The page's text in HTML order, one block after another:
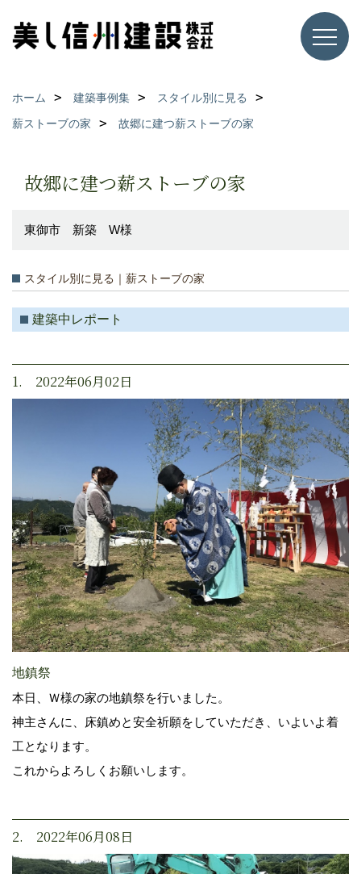
ホーム 建築事例集
スタイル別に見る
薪ストーブの家
故郷に建つ薪ストーブの家
故郷に建つ薪ストーブの家
東御市 新築 W様
スタイル別に見る｜薪ストーブの家
建築中レポート
1. 2022年06月02日
地鎮祭
本日、Ｗ様の家の地鎮祭を行いました。
神主さんに、床鎮めと安全祈願をしていただき、いよいよ着
工となります。
これからよろしくお願いします。
2. 2022年06月08日